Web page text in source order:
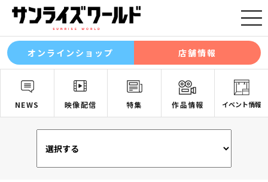
オンラインショップ 店舗情報
NEWS 映像配信 特集 作品情報 イベント情報